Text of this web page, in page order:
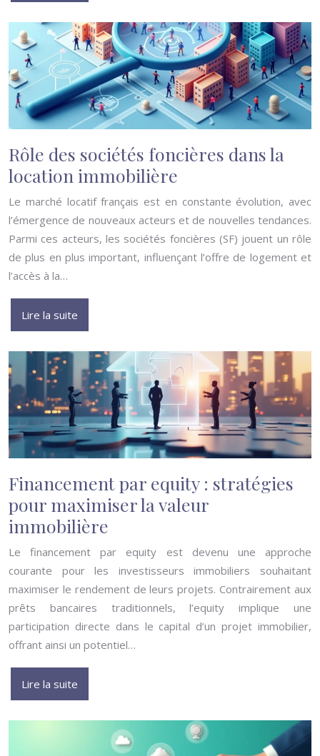
Rôle des sociétés foncières dans la
location immobilière
Le marché locatif français est en constante évolution, avec
l’émergence de nouveaux acteurs et de nouvelles tendances.
Parmi ces acteurs, les sociétés foncières (SF) jouent un rôle
de plus en plus important, influençant l’offre de logement et
l’accès à la…
Lire la suite
Financement par equity : stratégies
pour maximiser la valeur
immobilière
Le financement par equity est devenu une approche
courante pour les investisseurs immobiliers souhaitant
maximiser le rendement de leurs projets. Contrairement aux
prêts bancaires traditionnels, l’equity implique une
participation directe dans le capital d’un projet immobilier,
offrant ainsi un potentiel…
Lire la suite